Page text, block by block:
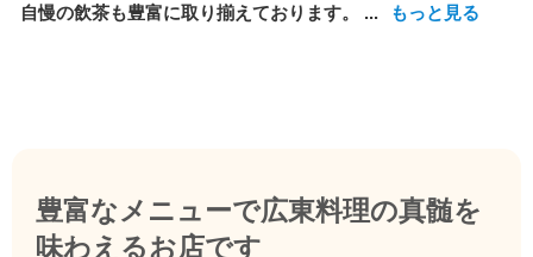
自慢の飲茶も豊富に取り揃えております。 ...
もっと見る
豊富なメニューで広東料理の真髄を
味わえるお店です